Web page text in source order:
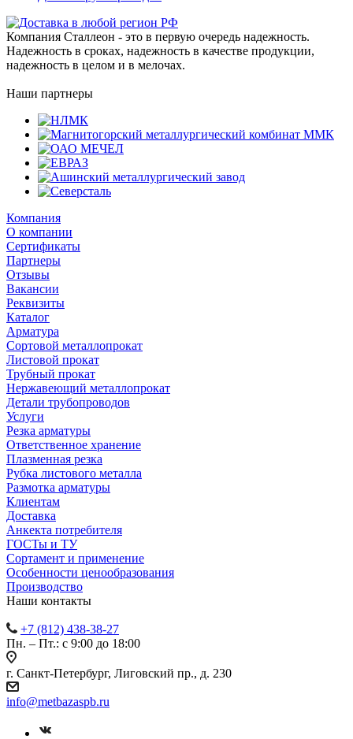
Компания Сталлеон - это в первую очередь надежность.
Надежность в сроках, надежность в качестве продукции,
надежность в целом и в мелочах.
Наши партнеры
Компания
О компании
Сертификаты
Партнеры
Отзывы
Вакансии
Реквизиты
Каталог
Арматура
Сортовой металлопрокат
Листовой прокат
Трубный прокат
Нержавеющий металлопрокат
Детали трубопроводов
Услуги
Резка арматуры
Ответственное хранение
Плазменная резка
Рубка листового металла
Размотка арматуры
Клиентам
Доставка
Анкекта потребителя
ГОСТы и ТУ
Сортамент и применение
Особенности ценообразования
Производство
Наши контакты
+7 (812) 438-38-27
Пн. – Пт.: с 9:00 до 18:00
г. Санкт-Петербург, Лиговский пр., д. 230
info@metbazaspb.ru